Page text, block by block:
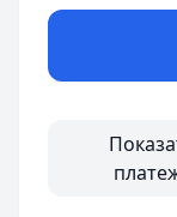
Дата:28 октября
Оформила займ в
Страницы